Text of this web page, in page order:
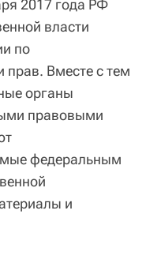
2017 года РФ
власти
по
прав. Вместе с тем
органы
правовыми
федеральным
и